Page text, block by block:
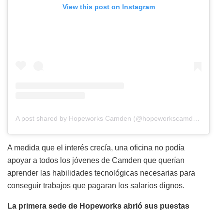
View this post on Instagram
A post shared by Hopeworks Camden (@hopeworkscamden)
A medida que el interés crecía, una oficina no podía
apoyar a todos los jóvenes de Camden que querían
aprender las habilidades tecnológicas necesarias para
conseguir trabajos que pagaran los salarios dignos.
La primera sede de Hopeworks abrió sus puestas